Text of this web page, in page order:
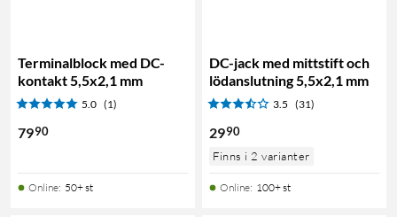
Terminalblock med DC-
kontakt 5,5x2,1 mm
5.0 (1)
7990
Online: 50+ st
DC-jack med mittstift och
lödanslutning 5,5x2,1 mm
3.5 (31)
2990
Finns i 2 varianter
Online: 100+ st